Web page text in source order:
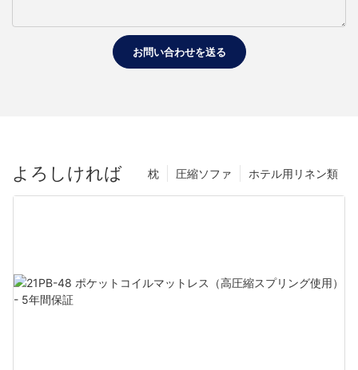
お問い合わせを送る
よろしければ ホテル用リネン類
圧縮ソファ
枕